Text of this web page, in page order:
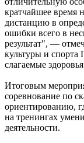
кратчайшее время
дистанцию в
ошибки всего в
результат", —
культуры и
слагаемые
Итоговым
соревнование по
ориентированию,
на тренингах
деятельности.